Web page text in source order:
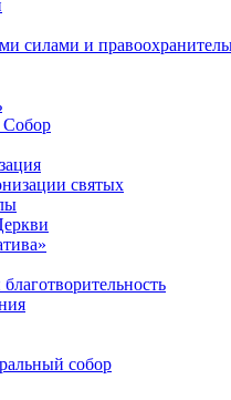
силами и
святых
собор